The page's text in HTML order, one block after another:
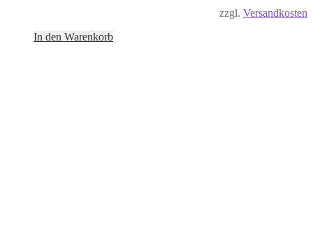
zzgl. Versandkosten
In den Warenkorb